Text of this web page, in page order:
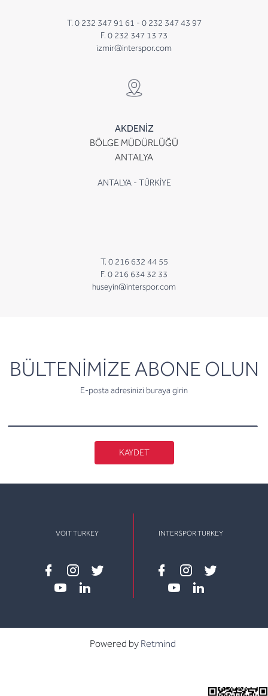
T. 0 232 347 91 61 - 0 232 347 43 97
F. 0 232 347 13 73
izmir@interspor.com
AKDENİZ
BÖLGE MÜDÜRLÜĞÜ
ANTALYA
ANTALYA - TÜRKİYE
T. 0 216 632 44 55
F. 0 216 634 32 33
huseyin@interspor.com
BÜLTENİMİZE ABONE OLUN
E-posta adresinizi buraya girin
newsletter
KAYDET
VOIT TURKEY
Facebook
instagram
twitter
INTERSPOR TURKEY
Facebook
instagram
twitter
Powered by Retmind